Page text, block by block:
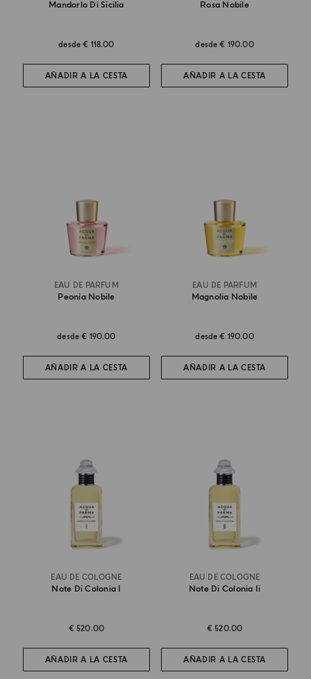
Mandorlo Di Sicilia
desde€ 118.00
AÑADIR A LA CESTA
Rosa Nobile
desde€ 190.00
AÑADIR A LA CESTA
EAU DE PARFUM
Peonia Nobile
desde€ 190.00
AÑADIR A LA CESTA
EAU DE PARFUM
Magnolia Nobile
desde€ 190.00
AÑADIR A LA CESTA
EAU DE COLOGNE
Note Di Colonia I
€ 520.00
AÑADIR A LA CESTA
EAU DE COLOGNE
Note Di Colonia Ii
€ 520.00
AÑADIR A LA CESTA